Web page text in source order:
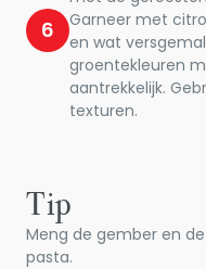
6
Garneer met
en wat
groentekleuren
aantrekkelijk.
texturen.
Tip
Meng de gember en
pasta.